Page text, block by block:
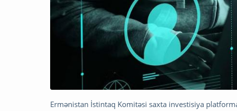
Ermənistan İstintaq Komitəsi saxta investisiya